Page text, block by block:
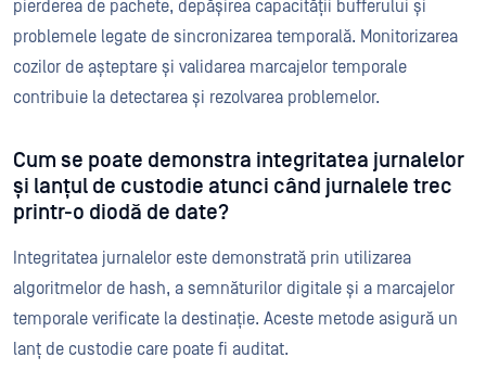
pierderea de pachete, depășirea capacității bufferului și
problemele legate de sincronizarea temporală. Monitorizarea
cozilor de așteptare și validarea marcajelor temporale
contribuie la detectarea și rezolvarea problemelor.
Cum se poate demonstra integritatea jurnalelor
și lanțul de custodie atunci când jurnalele trec
printr-o diodă de date?
Integritatea jurnalelor este demonstrată prin utilizarea
algoritmelor de hash, a semnăturilor digitale și a marcajelor
temporale verificate la destinație. Aceste metode asigură un
lanț de custodie care poate fi auditat.